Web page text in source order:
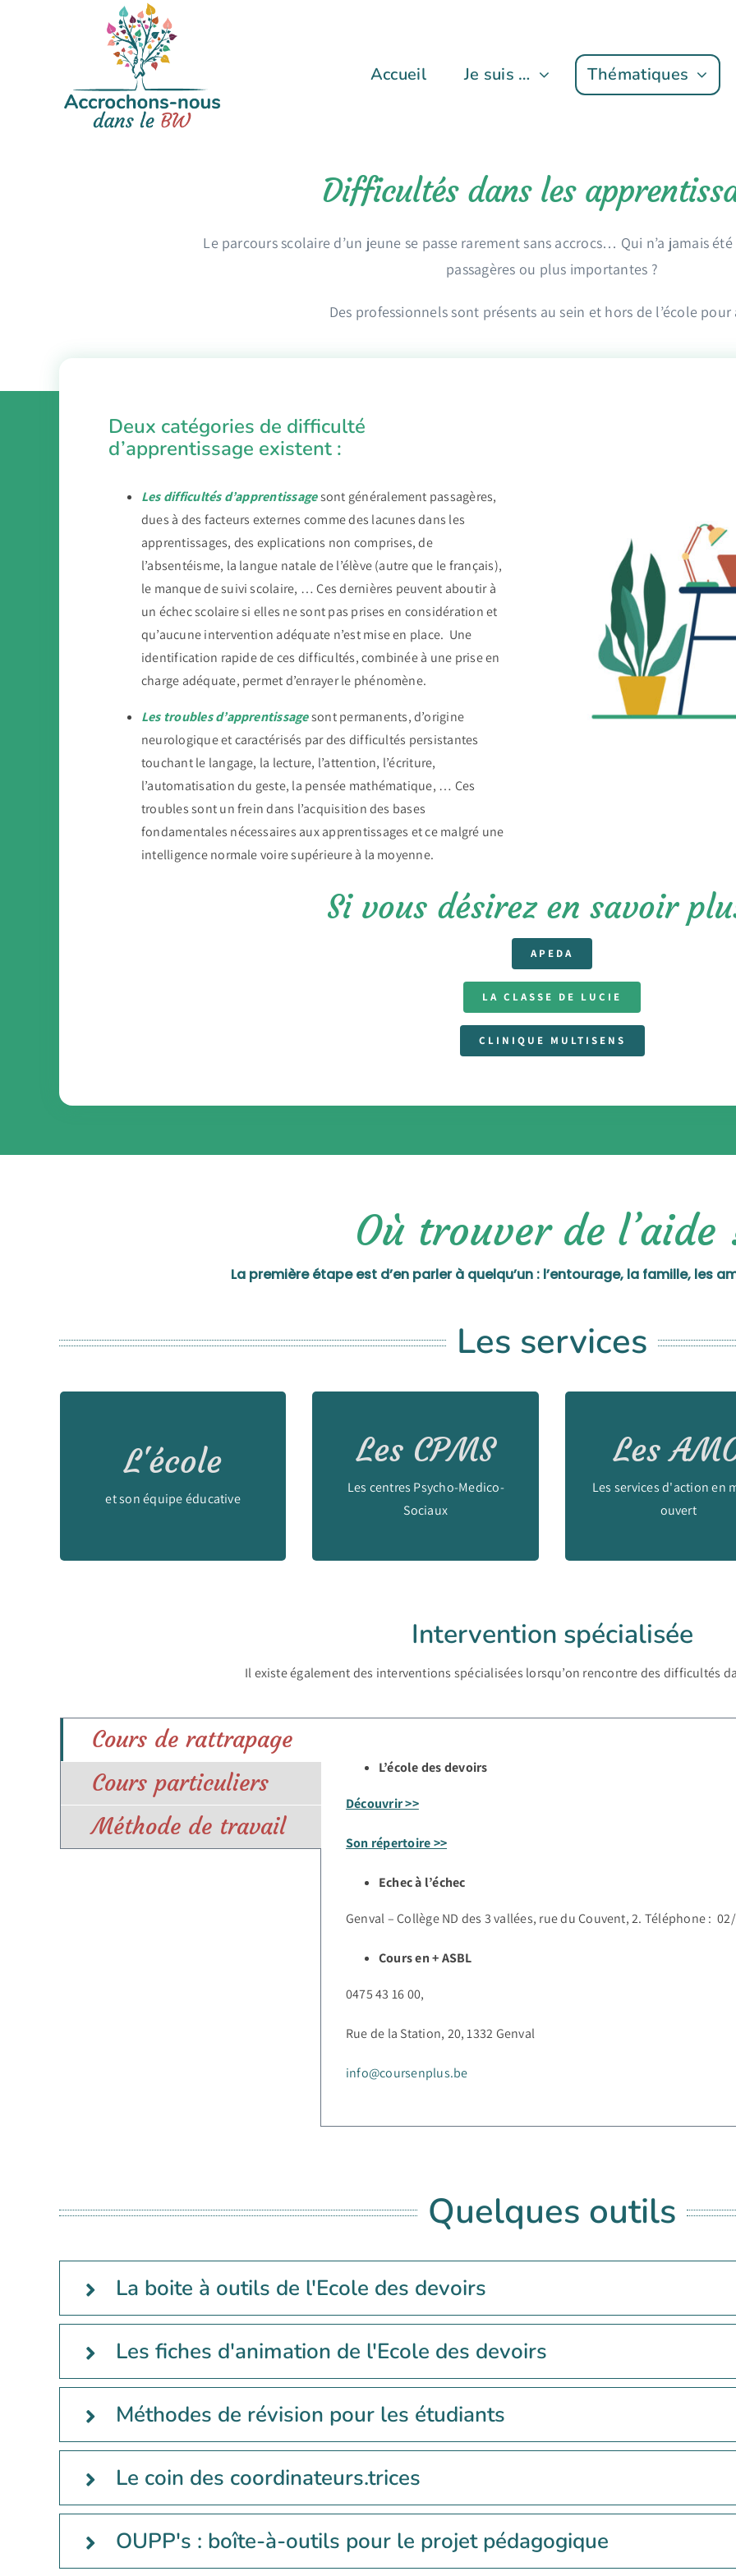
Accueil Je suis … Thématiques
Difficultés dans les
Le parcours scolaire d’un jeune se passe rarement sans accrocs… Qui n’a jamais
passagères ou plus importantes ?
Des professionnels sont présents au sein et hors de l’école pour
Deux catégories de difficulté
d’apprentissage existent :
Les difficultés d’apprentissagesont généralement passagères,
dues à des facteurs externes comme des lacunes dans les
apprentissages, des explications non comprises, de
l’absentéisme, la langue natale de l’élève (autre que le français),
le manque de suivi scolaire, … Ces dernières peuvent aboutir à
un échec scolaire si elles ne sont pas prises en considération et
qu’aucune intervention adéquate n’est mise en place. Une
identification rapide de ces difficultés, combinée à une prise en
charge adéquate, permet d’enrayer le phénomène.
Les troubles d’apprentissagesont permanents, d’origine
neurologique et caractérisés par des difficultés persistantes
touchant le langage, la lecture, l’attention, l’écriture,
l’automatisation du geste, la pensée mathématique, … Ces
troubles sont un frein dans l’acquisition des bases
fondamentales nécessaires aux apprentissages et ce malgré une
intelligence normale voire supérieure à la moyenne.
APEDA
LA CLASSE DE LUCIE
CLINIQUE MULTISENS
Où trouver de l’aide
La première étape est d’en parler à quelqu’un : l’entourage, la famille, les
Les services
L'école
et son équipe éducative
N’hésitez pas à vous renseigner
Les CPMS
Les centres Psycho-Medico-
Sociaux
médico-sociaux du Brabant
Découvrir >>
Les
Les services d'action en
ouvert
Découvrir les AMO du
wallon
Intervention spécialisée
Il existe également des interventions spécialisées lorsqu’on rencontre des difficultés
Cours de rattrapage
Cours particuliers
Méthode de travail
L’école des devoirs
Découvrir >>
Son répertoire >>
Echec à l’échec
Genval – Collège ND des 3 vallées, rue du Couvent, 2. Téléphone :
Cours en + ASBL
0475 43 16 00,
Rue de la Station, 20, 1332 Genval
info@coursenplus.be
Quelques outils
La boite à outils de l'Ecole des devoirs
Les fiches d'animation de l'Ecole des devoirs
Méthodes de révision pour les étudiants
Le coin des coordinateurs.trices
OUPP's : boîte-à-outils pour le projet pédagogique